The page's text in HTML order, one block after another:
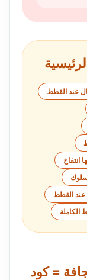
عند القطط
انتفاخ
عند القطط
الكاملة
= كود